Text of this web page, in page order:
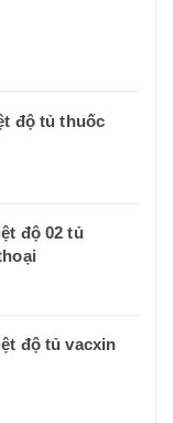
độ tủ thuốc
độ 02 tủ
độ tủ vacxin